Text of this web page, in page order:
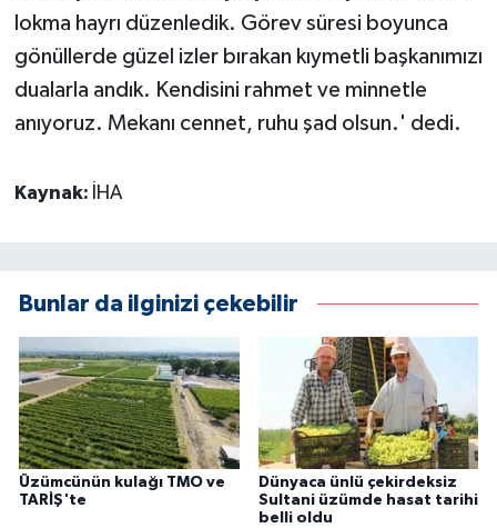
lokma hayrı düzenledik. Görev süresi boyunca
gönüllerde güzel izler bırakan kıymetli başkanımızı
dualarla andık. Kendisini rahmet ve minnetle
anıyoruz. Mekanı cennet, ruhu şad olsun.' dedi.
Kaynak: İHA
Bunlar da ilginizi çekebilir
Üzümcünün kulağı TMO ve
TARİŞ'te
Dünyaca ünlü çekirdeksiz
Sultani üzümde hasat tarihi
belli oldu